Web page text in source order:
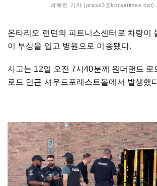
박해련 기자 (press3@koreatimes.net)
온타리오 런던의 피트니스센터로 차량이
이 부상을 입고 병원으로 이송됐다.
사고는 12일 오전 7시40분께 원더랜드 로
로드 인근 셔우드포레스트몰에서 발생했